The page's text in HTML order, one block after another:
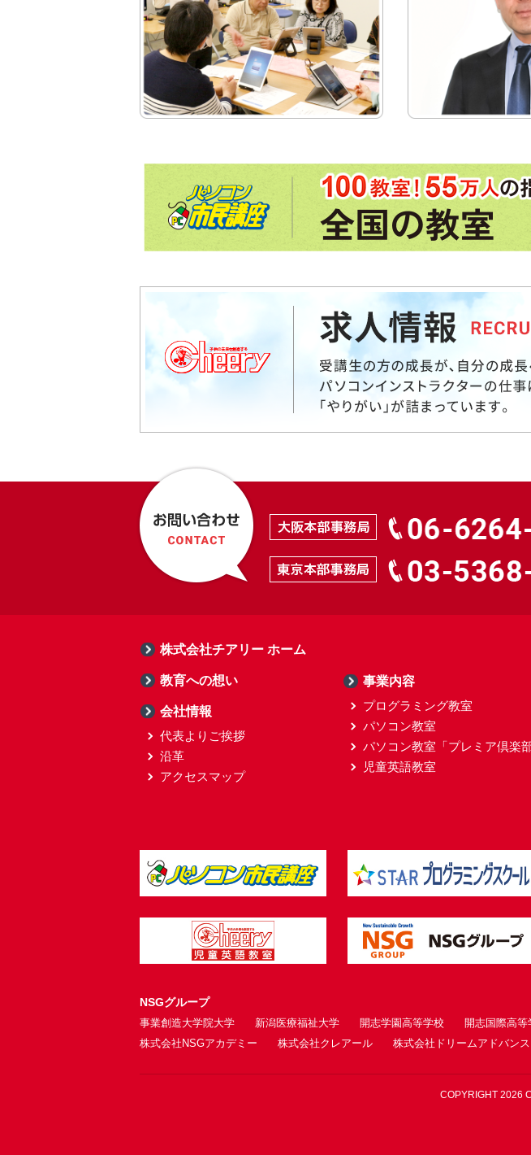
株式会社チアリー ホーム
教育への想い
会社情報
代表よりご挨拶
沿革
アクセスマップ
事業内容
プログラミング教室
パソコン教室
パソコン教室「プレミア倶楽部
児童英語教室
NSGグループ
事業創造大学院大学 新潟医療福祉大学 開志学園高等学校 開志国際高等
株式会社NSGアカデミー
株式会社クレアール 株式会社ドリームアドバンス
COPYRIGHT 2026